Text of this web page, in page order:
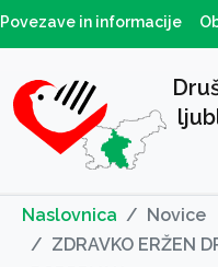
Povezave in informacije
Naslovnica
Novice
ZDRAVKO ERŽEN